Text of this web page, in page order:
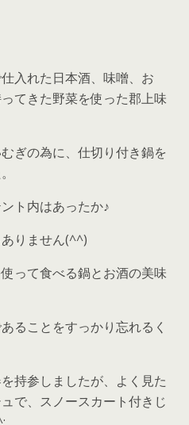
入れた日本酒、味噌、お
てきた野菜を使った郡上味
ぎの為に、仕切り付き鍋を
ト内はあったか♪
りません(^^)
って食べる鍋とお酒の美味
ることをすっかり忘れるく
持参しましたが、よく見た
で、スノースカート付きじ